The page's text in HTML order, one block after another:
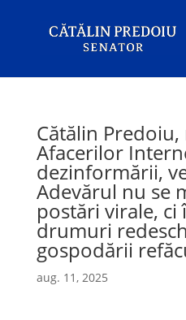
Cătălin
Afacerilor
dezinformării,
Adevărul nu se
postări virale, ci
drumuri
gospodării
aug. 11, 2025